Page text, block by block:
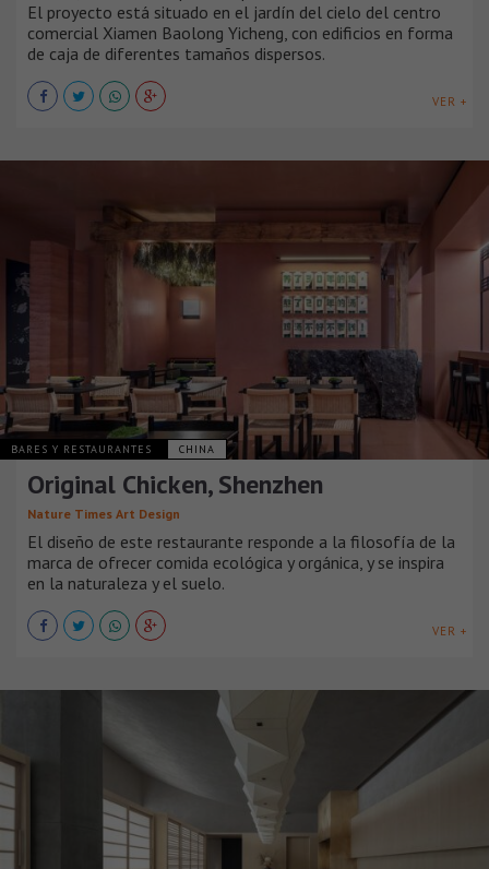
El proyecto está situado en el jardín del cielo del centro
comercial Xiamen Baolong Yicheng, con edificios en forma
de caja de diferentes tamaños dispersos.
VER +
BARES Y RESTAURANTES CHINA
Original Chicken, Shenzhen
Nature Times Art Design
El diseño de este restaurante responde a la filosofía de la
marca de ofrecer comida ecológica y orgánica, y se inspira
en la naturaleza y el suelo.
VER +